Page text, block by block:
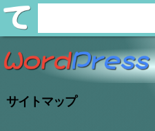
サイトマップ
e
a
c